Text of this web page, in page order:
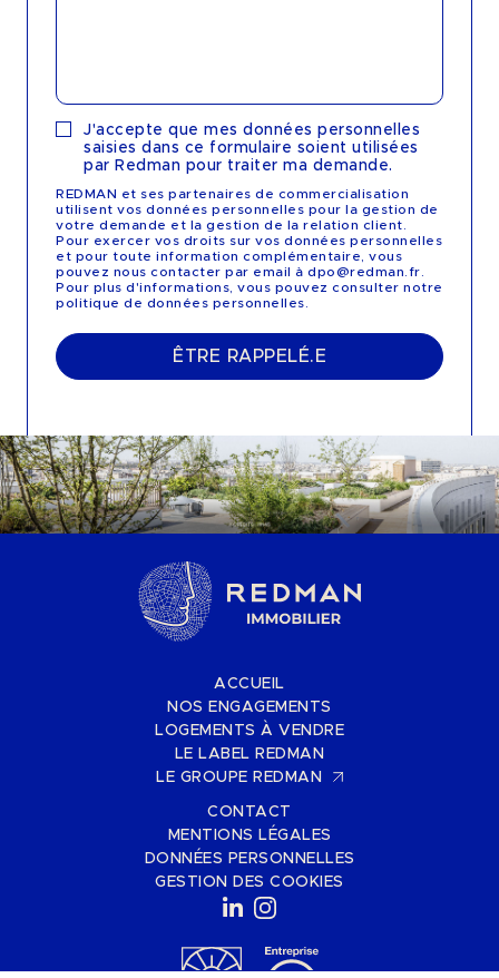
J'accepte que mes données personnelles
saisies dans ce formulaire soient utilisées
par Redman pour traiter ma demande.
REDMAN et ses partenaires de commercialisation
utilisent vos données personnelles pour la gestion de
votre demande et la gestion de la relation client.
Pour exercer vos droits sur vos données personnelles
et pour toute information complémentaire, vous
pouvez nous contacter par email à dpo@redman.fr.
Pour plus d'informations, vous pouvez consulter notre
politique de données personnelles.
ÊTRE RAPPELÉ.E
ACCUEIL
NOS ENGAGEMENTS
LOGEMENTS À VENDRE
LE LABEL REDMAN
LE GROUPE REDMAN
CONTACT
MENTIONS LÉGALES
DONNÉES PERSONNELLES
GESTION DES COOKIES